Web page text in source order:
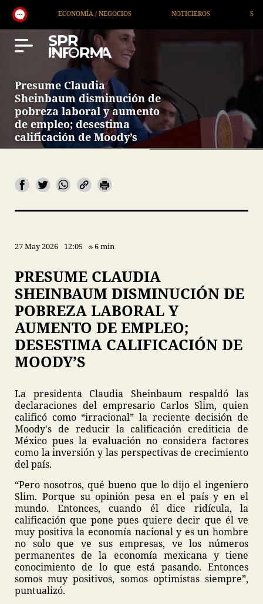
ECONOMÍA / NEGOCIOS NOTICIEROS
Presume Claudia
Sheinbaum disminución de
pobreza laboral y aumento
de empleo; desestima
calificación de Moody’s
27 May 2026 12:05 6 min
PRESUME CLAUDIA
SHEINBAUM DISMINUCIÓN DE
POBREZA LABORAL Y
AUMENTO DE EMPLEO;
DESESTIMA CALIFICACIÓN DE
MOODY’S
La presidenta Claudia Sheinbaum respaldó las
declaraciones del empresario Carlos Slim, quien
calificó como “irracional” la reciente decisión de
Moody's de reducir la calificación crediticia de
México pues la evaluación no considera factores
como la inversión y las perspectivas de crecimiento
del país.
“Pero nosotros, qué bueno que lo dijo el ingeniero
Slim. Porque su opinión pesa en el país y en el
mundo. Entonces, cuando él dice ridícula, la
calificación que pone pues quiere decir que él ve
muy positiva la economía nacional y es un hombre
no solo que ve sus empresas, ve los números
permanentes de la economía mexicana y tiene
conocimiento de lo que está pasando. Entonces
somos muy positivos, somos optimistas siempre”,
puntualizó.